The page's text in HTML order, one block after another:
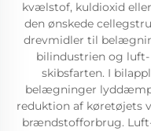
kvælstof, kuldioxid
den ønskede
drevmidler til
bilindustrien og
skibsfarten. I
belægninger
reduktion af køretøjets
brændstofforbrug.